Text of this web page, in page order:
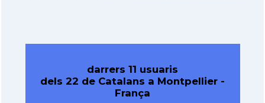
darrers 11 usuaris
dels 22 de Catalans a Montpellier -
França